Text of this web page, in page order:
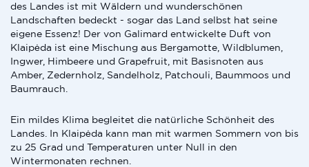
des Landes ist mit Wäldern und wunderschönen
Landschaften bedeckt - sogar das Land selbst hat seine
eigene Essenz! Der von Galimard entwickelte Duft von
Klaipėda ist eine Mischung aus Bergamotte, Wildblumen,
Ingwer, Himbeere und Grapefruit, mit Basisnoten aus
Amber, Zedernholz, Sandelholz, Patchouli, Baummoos und
Baumrauch.
Ein mildes Klima begleitet die natürliche Schönheit des
Landes. In Klaipėda kann man mit warmen Sommern von bis
zu 25 Grad und Temperaturen unter Null in den
Wintermonaten rechnen.